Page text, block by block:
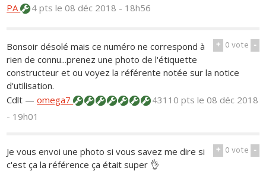
PA
4 ptsle 08 déc 2018 - 18h56
+ 0vote -
Bonsoir désolé mais ce numéro ne correspond à
rien de connu...prenez une photo de l'étiquette
constructeur et ou voyez la référente notée sur la notice
d'utilisation.
Cdlt —omega7 43110 ptsle 08 déc 2018
- 19h01
+ 0vote -
Je vous envoi une photo si vous savez me dire si
c'est ça la référence ça était super 👌